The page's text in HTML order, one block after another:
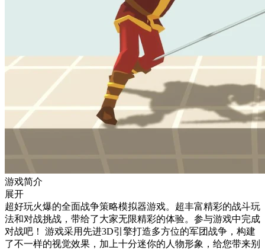
游戏简介
展开
超好玩火爆的全面战争策略模拟器游戏。超丰富精彩的战斗玩
法和对战挑战，带给了大家无限精彩的体验。参与游戏中完成
对战吧！ 游戏采用先进3D引擎打造多方位的军团战争，构建
了不一样的视觉效果，加上十分迷你的人物形象，给您带来别